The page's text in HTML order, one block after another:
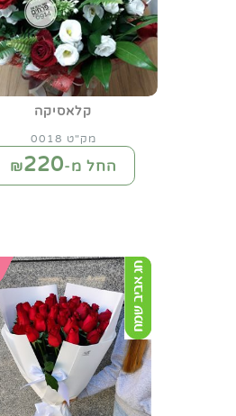
קלאסיקה
מק"ט 0018
החל מ-₪220